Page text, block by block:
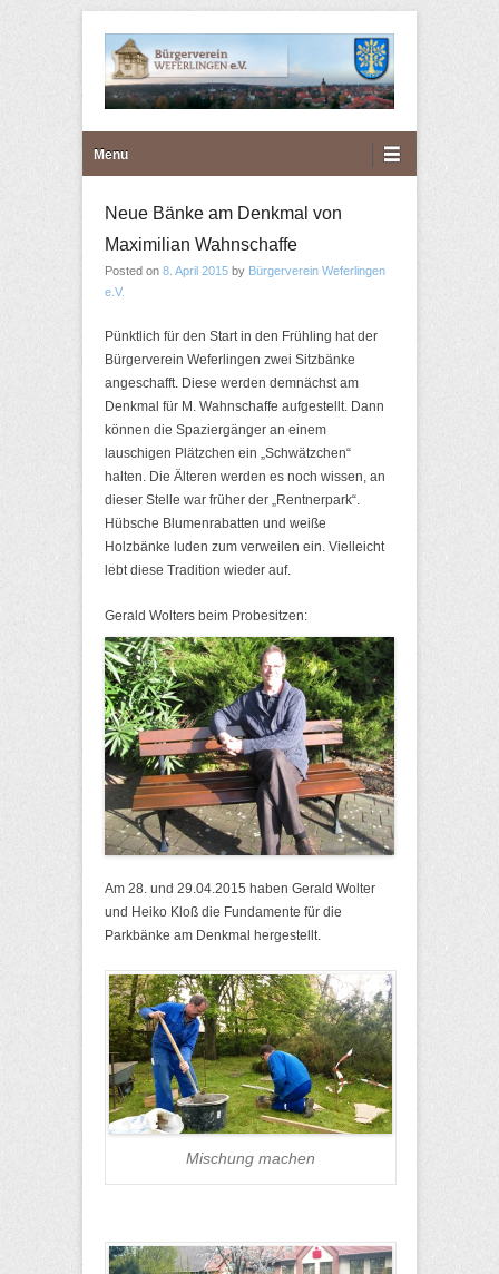
Bürgerverein Weferlingen
e.V.
Menu
Neue Bänke am Denkmal von
Maximilian Wahnschaffe
Posted on 8. April 2015 by Bürgerverein Weferlingen
e.V.
Pünktlich für den Start in den Frühling hat der
Bürgerverein Weferlingen zwei Sitzbänke
angeschafft. Diese werden demnächst am
Denkmal für M. Wahnschaffe aufgestellt. Dann
können die Spaziergänger an einem
lauschigen Plätzchen ein „Schwätzchen“
halten. Die Älteren werden es noch wissen, an
dieser Stelle war früher der „Rentnerpark“.
Hübsche Blumenrabatten und weiße
Holzbänke luden zum verweilen ein. Vielleicht
lebt diese Tradition wieder auf.
Gerald Wolters beim Probesitzen:
Am 28. und 29.04.2015 haben Gerald Wolter
und Heiko Kloß die Fundamente für die
Parkbänke am Denkmal hergestellt.
Mischung machen